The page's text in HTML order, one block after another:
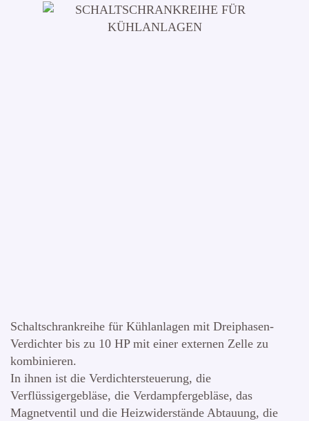
Schaltschrankreihe für Kühlanlagen mit Dreiphasen-
Verdichter bis zu 10 HP mit einer externen Zelle zu
kombinieren.
In ihnen ist die Verdichtersteuerung, die
Verflüssigergebläse, die Verdampfergebläse, das
Magnetventil und die Heizwiderstände Abtauung, die